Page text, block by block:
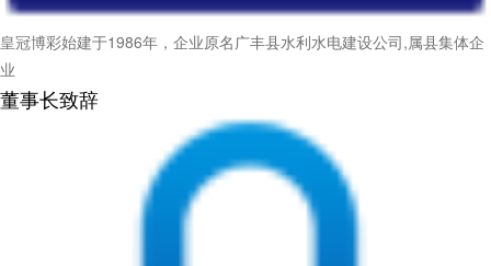
皇冠博彩始建于1986年，企业原名广丰县水利水电建设公司,属县集体企
业
董事长致辞